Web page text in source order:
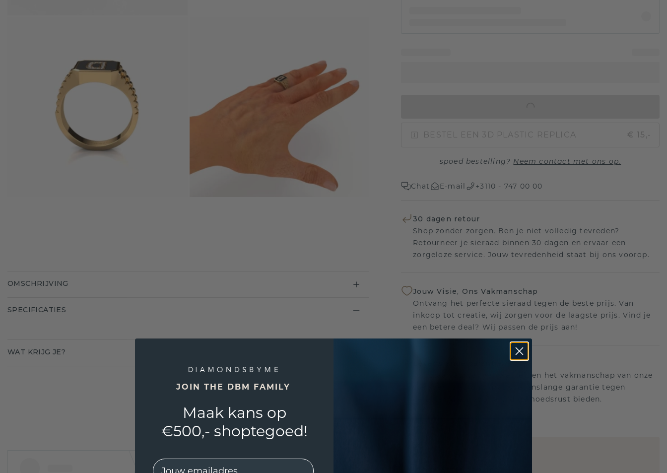
BESTEL EEN 3D PLASTIC REPLICA € 15,-
spoed bestelling? Neem contact met ons op.
Chat E-mail +3110 - 747 00 00
30 dagen retour
Shop zonder zorgen. Ben je niet volledig tevreden?
Retourneer je sieraad binnen 30 dagen en ervaar een
zorgeloze service. Jouw tevredenheid staat bij ons voorop.
Jouw Visie, Ons Vakmanschap
Ontvang het perfecte sieraad tegen de beste prijs. Van
inkoop tot creatie, wij zorgen voor de laagste prijs. Vind je
een betere deal? Wij passen de prijs aan!
Wij staan achter de kwaliteit en het vakmanschap van onze
sieraden. Daarom: gratis levenslange garantie tegen
defecten die u voor altijd gemoedsrust bieden.
OMSCHRIJVING
SPECIFICATIES
WAT KRIJG JE?
JOIN THE DBM FAMILY
Maak kans op
€500,- shoptegoed!
EMail